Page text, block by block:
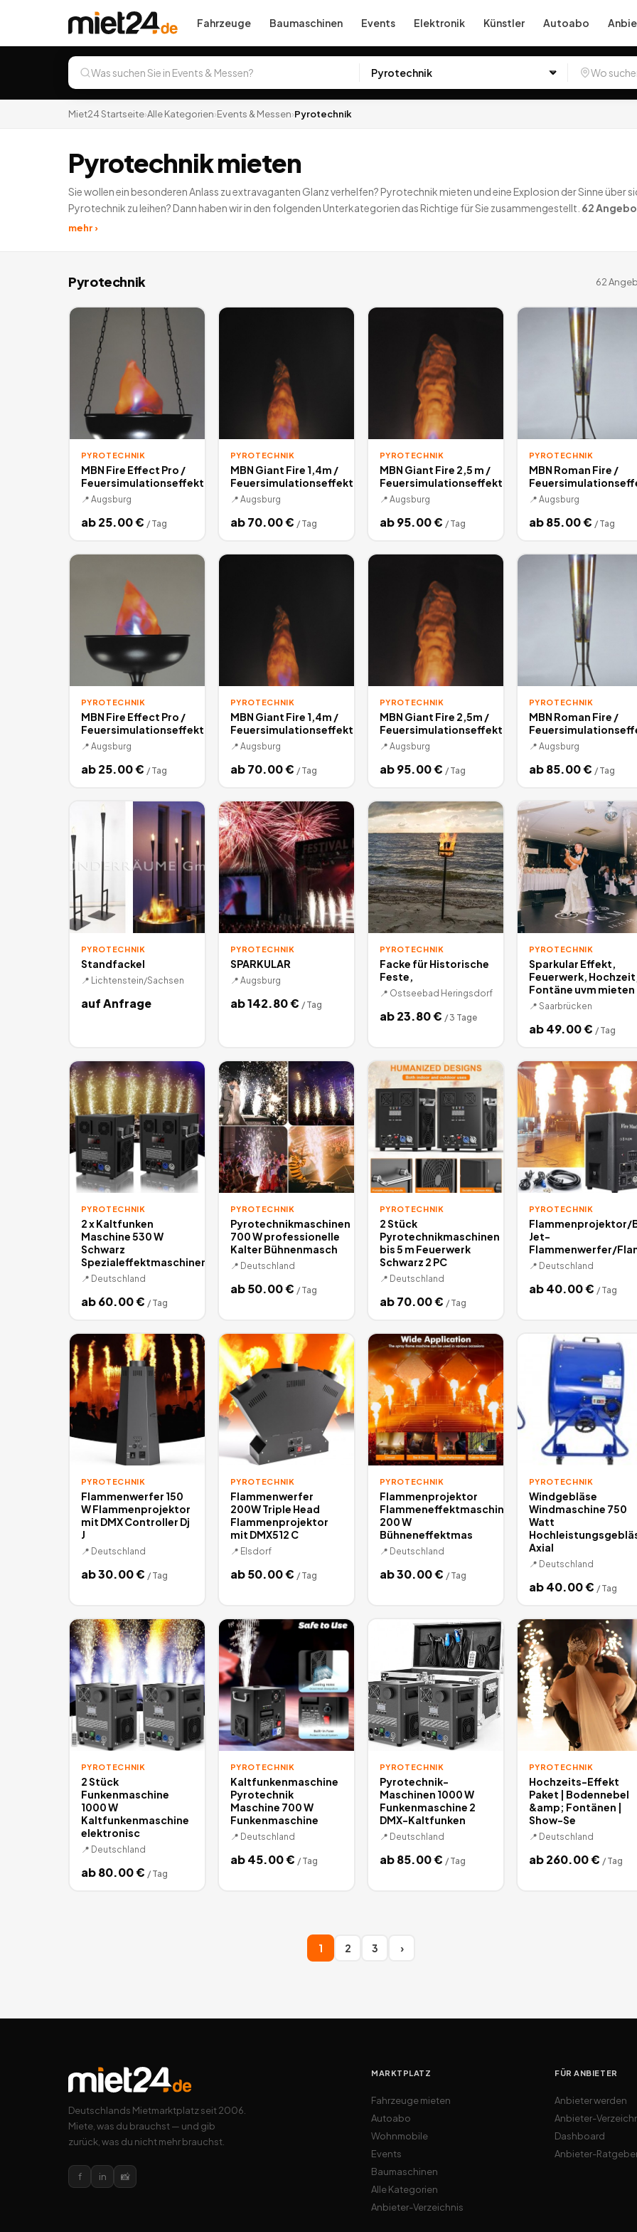
Fahrzeuge Baumaschinen Events Elektronik Künstler Autoabo
Miet24 Startseite›Alle Kategorien›Events & Messen›Pyrotechnik
Pyrotechnik mieten
Sie wollen ein besonderen Anlass zu extravaganten Glanz verhelfen? Pyrotechnik mieten und eine Explosion der Sinne über
Pyrotechnik zu leihen? Dann haben wir in den folgenden Unterkategorien das Richtige für Sie zusammengestellt. 62
mehr ›
Pyrotechnik 62
PYROTECHNIK
MBN Fire Effect Pro /
Feuersimulationseffekt
📍 Augsburg
ab25.00€ / Tag
PYROTECHNIK
MBN Giant Fire 1,4m /
Feuersimulationseffekt
📍 Augsburg
ab70.00€ / Tag
PYROTECHNIK
MBN Giant Fire 2,5 m /
Feuersimulationseffekt
📍 Augsburg
ab95.00€ / Tag
PYROTECHNIK
MBN Roman Fire /
📍 Augsburg
ab85.00€ / Tag
PYROTECHNIK
MBN Fire Effect Pro /
Feuersimulationseffekt
📍 Augsburg
ab25.00€ / Tag
PYROTECHNIK
MBN Giant Fire 1,4m /
Feuersimulationseffekt
📍 Augsburg
ab70.00€ / Tag
PYROTECHNIK
MBN Giant Fire 2,5m /
Feuersimulationseffekt
📍 Augsburg
ab95.00€ / Tag
PYROTECHNIK
MBN Roman Fire /
📍 Augsburg
ab85.00€ / Tag
PYROTECHNIK
Standfackel
📍 Lichtenstein/Sachsen
auf Anfrage
PYROTECHNIK
SPARKULAR
📍 Augsburg
ab142.80€ / Tag
PYROTECHNIK
Facke für Historische
Feste,
📍 Ostseebad Heringsdorf
ab23.80€ / 3 Tage
PYROTECHNIK
Sparkular Effekt,
Feuerwerk,
Fontäne uvm mieten
📍 Saarbrücken
ab49.00€ / Tag
PYROTECHNIK
2 x Kaltfunken
Maschine 530 W
Schwarz
Spezialeffektmaschinen
📍 Deutschland
ab60.00€ / Tag
PYROTECHNIK
Pyrotechnikmaschinen
700 W professionelle
Kalter Bühnenmasch
📍 Deutschland
ab50.00€ / Tag
PYROTECHNIK
2 Stück
Pyrotechnikmaschinen
bis 5 m Feuerwerk
Schwarz 2 PC
📍 Deutschland
ab70.00€ / Tag
PYROTECHNIK
Flammenprojektor/
Jet-
Flammenwerfer/
📍 Deutschland
ab40.00€ / Tag
PYROTECHNIK
Flammenwerfer 150
W Flammenprojektor
mit DMX Controller Dj
J
📍 Deutschland
ab30.00€ / Tag
PYROTECHNIK
Flammenwerfer
200W Triple Head
Flammenprojektor
mit DMX512 C
📍 Elsdorf
ab50.00€ / Tag
PYROTECHNIK
Flammenprojektor
Flammeneffektmaschine
200 W
Bühneneffektmas
📍 Deutschland
ab30.00€ / Tag
PYROTECHNIK
Windgebläse
Windmaschine 750
Watt
Axial
📍 Deutschland
ab40.00€ / Tag
PYROTECHNIK
2 Stück
Funkenmaschine
1000 W
Kaltfunkenmaschine
elektronisc
📍 Deutschland
ab80.00€ / Tag
PYROTECHNIK
Kaltfunkenmaschine
Pyrotechnik
Maschine 700 W
Funkenmaschine
📍 Deutschland
ab45.00€ / Tag
PYROTECHNIK
Pyrotechnik-
Maschinen 1000 W
Funkenmaschine 2
DMX-Kaltfunken
📍 Deutschland
ab85.00€ / Tag
PYROTECHNIK
Hochzeits-Effekt
Paket | Bodennebel
&amp; Fontänen |
Show-Se
📍 Deutschland
ab260.00€ / Tag
1 2 3 ›
Deutschlands Mietmarktplatz seit 2006.
Miete, was du brauchst — und gib
zurück, was du nicht mehr brauchst.
f in 📸
MARKTPLATZ
Fahrzeuge mieten
Autoabo
Wohnmobile
Events
Baumaschinen
Alle Kategorien
Anbieter-Verzeichnis
FÜR ANBIETER
Anbieter werden
Anbieter-
Dashboard
Anbieter-